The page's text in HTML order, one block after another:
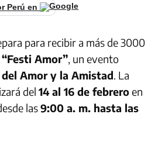
Perú en
para recibir a más de 3000
“Festi Amor”, un evento
del Amor y la Amistad. La
del14 al 16 de febreroen
las9:00 a. m. hasta las